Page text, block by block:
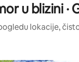
u blizini ·
lokacije,